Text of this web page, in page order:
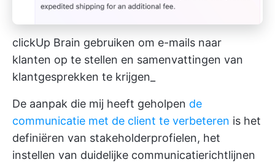
clickUp Brain gebruiken om e-mails naar
klanten op te stellen en samenvattingen van
klantgesprekken te krijgen_
De aanpak die mij heeft geholpen de
communicatie met de client te verbeteren is het
definiëren van stakeholderprofielen, het
instellen van duidelijke communicatierichtlijnen